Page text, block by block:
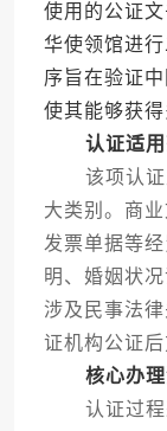
使用的公证
华使领馆进
序旨在验证
使其能够获
认证适
该项认证
大类别。商
发票单据等
明、婚姻状
涉及民事法
证机构公证后
核心办
认证过程